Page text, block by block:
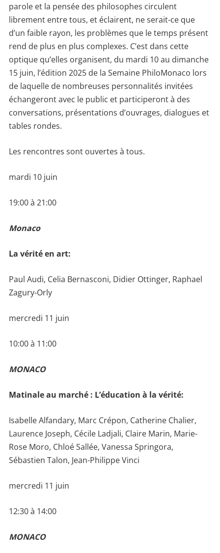
parole et la pensée des philosophes circulent
librement entre tous, et éclairent, ne serait-ce que
d’un faible rayon, les problèmes que le temps présent
rend de plus en plus complexes. C’est dans cette
optique qu’elles organisent, du mardi 10 au dimanche
15 juin, l’édition 2025 de la Semaine PhiloMonaco lors
de laquelle de nombreuses personnalités invitées
échangeront avec le public et participeront à des
conversations, présentations d’ouvrages, dialogues et
tables rondes.
Les rencontres sont ouvertes à tous.
mardi 10 juin
19:00 à 21:00
Monaco
La vérité en art:
Paul Audi, Celia Bernasconi, Didier Ottinger, Raphael
Zagury-Orly
mercredi 11 juin
10:00 à 11:00
MONACO
Matinale au marché : L’éducation à la vérité:
Isabelle Alfandary, Marc Crépon, Catherine Chalier,
Laurence Joseph, Cécile Ladjali, Claire Marin, Marie-
Rose Moro, Chloé Sallée, Vanessa Springora,
Sébastien Talon, Jean-Philippe Vinci
mercredi 11 juin
12:30 à 14:00
MONACO